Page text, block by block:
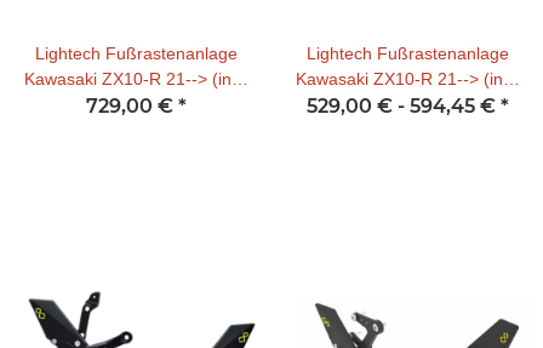
Lightech Fußrastenanlage
Kawasaki ZX10-R 21--> (incl.
ABE ) R-Version (umgekehrte
729,00 € *
Lightech Fußrastenanlage
Kawasaki ZX10-R 21--> (incl.
ABE) (normal Schaltung)
529,00 € - 594,45 € *